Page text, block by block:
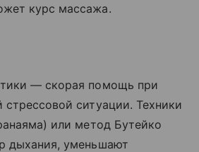
курс массажа.
— скорая помощь при
ситуации. Техники
или метод Бутейко
дыхания, уменьшают